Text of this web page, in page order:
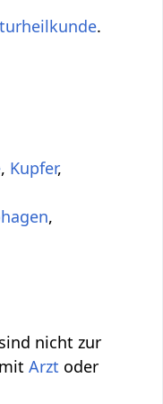
.
, Kupfer,
,
nicht zur
mitArzt oder